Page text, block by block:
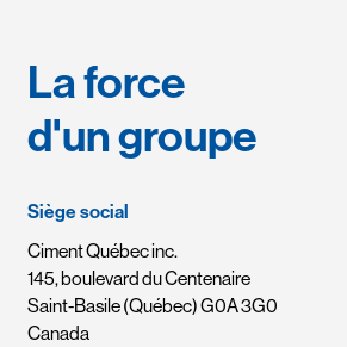
La force
d'un groupe
Siège social
Ciment Québec inc.
145, boulevard du Centenaire
Saint-Basile (Québec) G0A 3G0
Canada